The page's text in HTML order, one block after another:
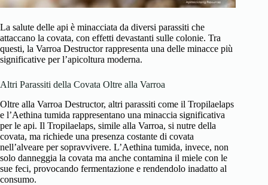
La salute delle api è minacciata da diversi parassiti che
attaccano la covata, con effetti devastanti sulle colonie. Tra
questi, la Varroa Destructor rappresenta una delle minacce più
significative per l’apicoltura moderna.
Altri Parassiti della Covata Oltre alla Varroa
Oltre alla Varroa Destructor, altri parassiti come il Tropilaelaps
e l’Aethina tumida rappresentano una minaccia significativa
per le api. Il Tropilaelaps, simile alla Varroa, si nutre della
covata, ma richiede una presenza costante di covata
nell’alveare per sopravvivere. L’Aethina tumida, invece, non
solo danneggia la covata ma anche contamina il miele con le
sue feci, provocando fermentazione e rendendolo inadatto al
consumo.